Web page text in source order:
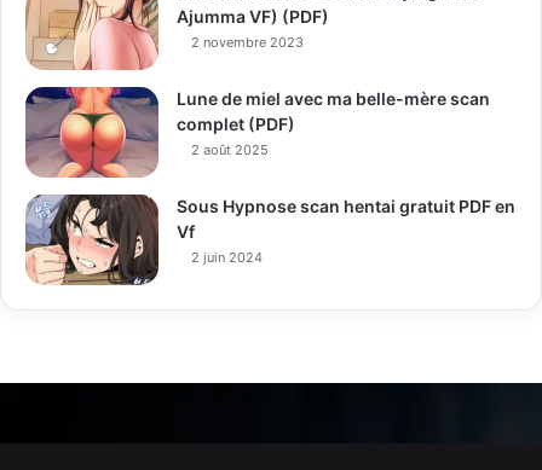
Ajumma VF) (PDF)
2 novembre 2023
Lune de miel avec ma belle-mère scan
complet (PDF)
2 août 2025
Sous Hypnose scan hentai gratuit PDF en
Vf
2 juin 2024